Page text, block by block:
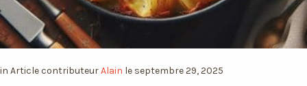
in ArticlecontributeurAlain le septembre 29, 2025